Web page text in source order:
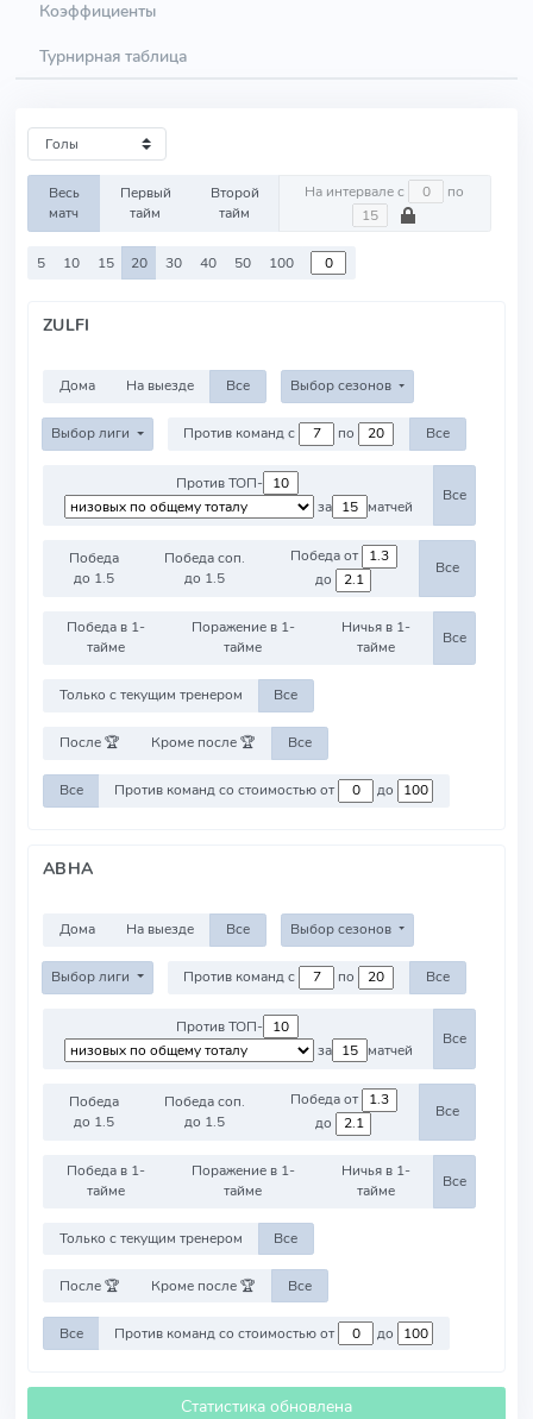
Коэффициенты
Турнирная таблица
Весь
матч
Первый
тайм
Второй
тайм
На интервале с по
5 10 15 20 30 40 50 100
ZULFI
Дома На выезде Все Выбор сезонов
Выбор лиги Против команд с по Все
Против ТОП-
за
матчей
Все
Победа
до 1.5
Победа соп.
до 1.5
Победа от
до
Все
Победа в 1-
тайме
Поражение в 1-
тайме
Ничья в 1-
тайме
Все
Только с текущим тренером Все
После 🏆 Кроме после 🏆 Все
Все Против команд со стоимостью от до
ABHA
Дома На выезде Все Выбор сезонов
Выбор лиги Против команд с по Все
Против ТОП-
за
матчей
Все
Победа
до 1.5
Победа соп.
до 1.5
Победа от
до
Все
Победа в 1-
тайме
Поражение в 1-
тайме
Ничья в 1-
тайме
Все
Только с текущим тренером Все
После 🏆 Кроме после 🏆 Все
Все Против команд со стоимостью от до
Статистика обновлена